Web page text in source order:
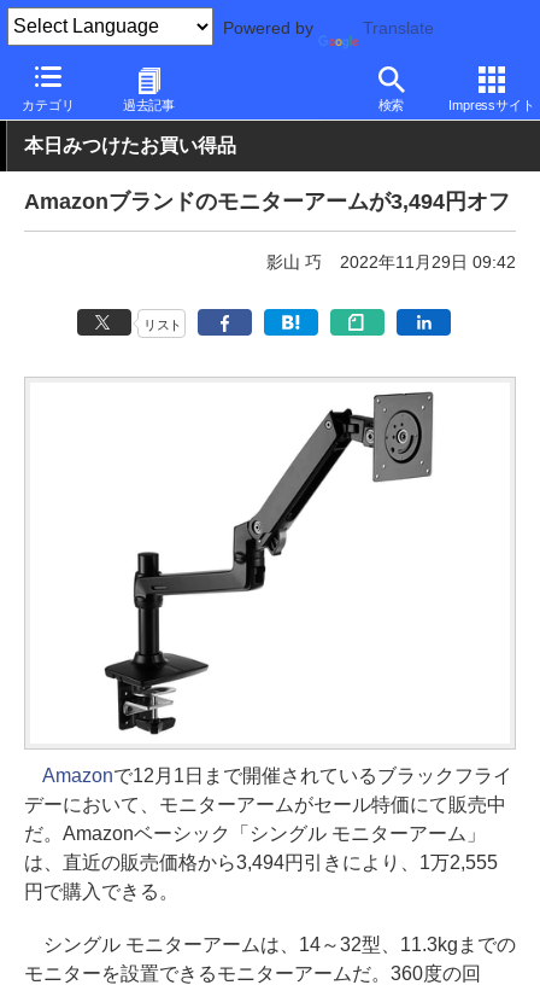
Powered by Translate
カテゴリ 過去記事 検索 Impressサイト
PC Watch 半導体/周辺機器
本日みつけたお買い得品
Amazonブランドのモニターアームが3,494円オフ
影山 巧 2022年11月29日 09:42
リスト
Amazonで12月1日まで開催されているブラックフライ
デーにおいて、モニターアームがセール特価にて販売中
だ。Amazonベーシック「シングル モニターアーム」
は、直近の販売価格から3,494円引きにより、1万2,555
円で購入できる。
シングル モニターアームは、14～32型、11.3kgまでの
モニターを設置できるモニターアームだ。360度の回